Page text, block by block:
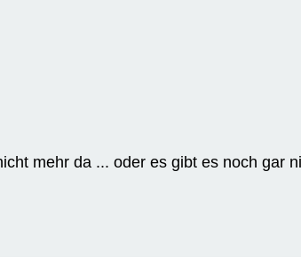
mehr da ... oder es gibt es noch gar